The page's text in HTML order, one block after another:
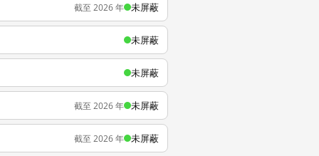
截至 2026 年 未屏蔽
未屏蔽
未屏蔽
截至 2026 年 未屏蔽
截至 2026 年 未屏蔽